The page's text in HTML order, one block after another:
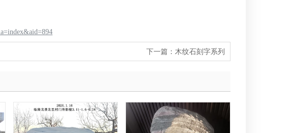
下一篇： 木纹石刻字系列